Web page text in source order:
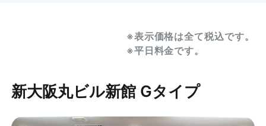
※表示価格は全て税込です。
※平日料金です。
新大阪丸ビル新館 Gタイプ